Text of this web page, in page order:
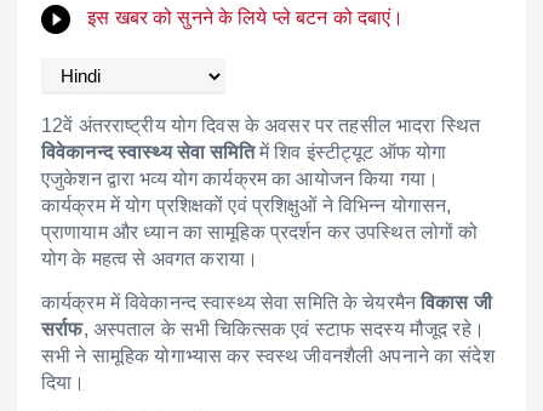
इस खबर को सुनने के लिये प्ले बटन को दबाएं।
12वें अंतरराष्ट्रीय योग दिवस के अवसर पर तहसील भादरा स्थित
विवेकानन्द स्वास्थ्य सेवा समितिमें शिव इंस्टीट्यूट ऑफ योगा
एजुकेशन द्वारा भव्य योग कार्यक्रम का आयोजन किया गया।
कार्यक्रम में योग प्रशिक्षकों एवं प्रशिक्षुओं ने विभिन्न योगासन,
प्राणायाम और ध्यान का सामूहिक प्रदर्शन कर उपस्थित लोगों को
योग के महत्व से अवगत कराया।
कार्यक्रम में विवेकानन्द स्वास्थ्य सेवा समिति के चेयरमैनविकास जी
सर्राफ, अस्पताल के सभी चिकित्सक एवं स्टाफ सदस्य मौजूद रहे।
सभी ने सामूहिक योगाभ्यास कर स्वस्थ जीवनशैली अपनाने का संदेश
दिया।